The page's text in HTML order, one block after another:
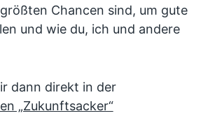
Chancen sind, um gute
und wie du, ich und andere
dann direkt in der
„Zukunftsacker“